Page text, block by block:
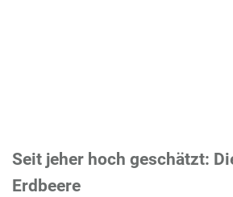
Seit jeher hoch geschätzt:
Erdbeere